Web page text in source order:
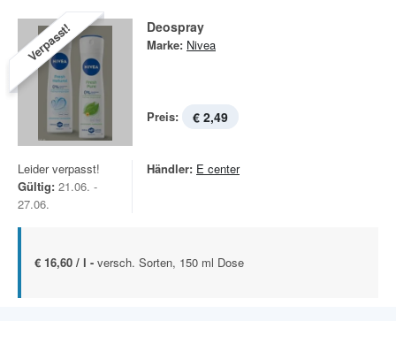
Verpasst! Deospray
Marke: Nivea
Preis: € 2,49
Leider verpasst!
Gültig: 21.06. -
27.06.
Händler: E center
€ 16,60 / l - versch. Sorten, 150 ml Dose